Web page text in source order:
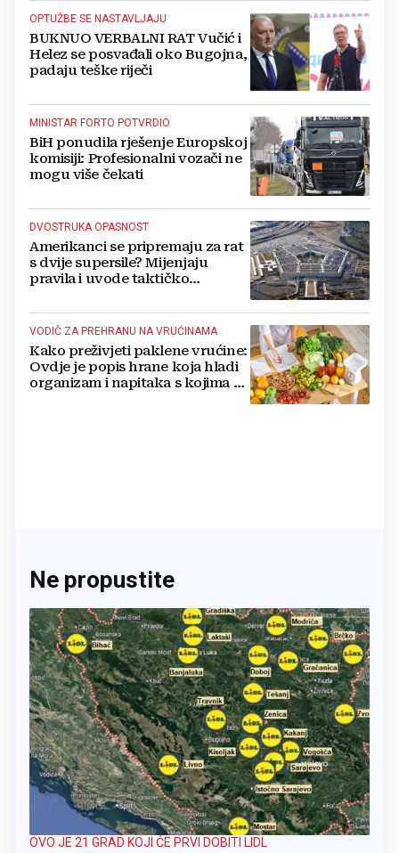
OPTUŽBE SE NASTAVLJAJU
BUKNUO VERBALNI RAT Vučić i
Helez se posvađali oko Bugojna,
padaju teške riječi
MINISTAR FORTO POTVRDIO
BiH ponudila rješenje Europskoj
komisiji: Profesionalni vozači ne
mogu više čekati
DVOSTRUKA OPASNOST
Amerikanci se pripremaju za rat
s dvije supersile? Mijenjaju
pravila i uvode taktičko
VODIČ ZA PREHRANU NA VRUĆINAMA
Kako preživjeti paklene vrućine:
Ovdje je popis hrane koja hladi
organizam i napitaka s kojima si
Ne propustite
OVO JE 21 GRAD KOJI ĆE PRVI DOBITI LIDL